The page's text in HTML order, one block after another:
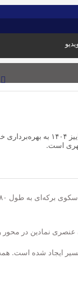
است.
بیش از ۱۰ هزار مترمربع فضای سبز